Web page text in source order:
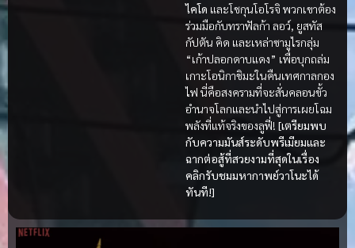
ไคโด และโชกุนโอโรจิ พวกเขาต้อง
ร่วมมือกับทราฟัลก้า ลอว์, ยูสทัส
กัปตัน คิด และเหล่าซามูไรกลุ่ม
“เก้าปลอกดาบแดง” เพื่อบุกถล่ม
เกาะโอนิกาชิมะในคืนเทศกาลกอง
ไฟ นี่คือสงครามที่จะสั่นคลอนขั้ว
อำนาจโลกและนำไปสู่การเผยโฉม
พลังที่แท้จริงของลูฟี่! [เตรียมพบ
กับความมันส์ระดับพรีเมียมและ
ฉากต่อสู้ที่สวยงามที่สุดในเรื่อง
คลิกรับชมมหากาพย์วาโนะได้
ทันที!]